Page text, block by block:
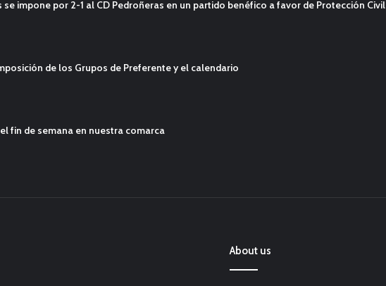
se impone por 2-1 al CD Pedroñeras en un partido benéfico a favor de Protección Civil
de los Grupos de Preferente y el calendario
fin de semana en nuestra comarca
About us